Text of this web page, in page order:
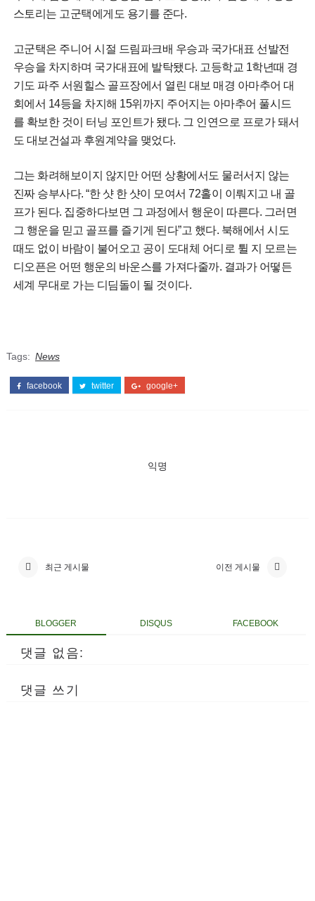
스토리는 고군택에게도 용기를 준다.
고군택은 주니어 시절 드림파크배 우승과 국가대표 선발전
우승을 차지하며 국가대표에 발탁됐다. 고등학교 1학년때 경
기도 파주 서원힐스 골프장에서 열린 대보 매경 아마추어 대
회에서 14등을 차지해 15위까지 주어지는 아마추어 풀시드
를 확보한 것이 터닝 포인트가 됐다. 그 인연으로 프로가 돼서
도 대보건설과 후원계약을 맺었다.
그는 화려해보이지 않지만 어떤 상황에서도 물러서지 않는
진짜 승부사다. “한 샷 한 샷이 모여서 72홀이 이뤄지고 내 골
프가 된다. 집중하다보면 그 과정에서 행운이 따른다. 그러면
그 행운을 믿고 골프를 즐기게 된다”고 했다. 북해에서 시도
때도 없이 바람이 불어오고 공이 도대체 어디로 튈 지 모르는
디오픈은 어떤 행운의 바운스를 가져다줄까. 결과가 어떻든
세계 무대로 가는 디딤돌이 될 것이다.
Tags: News
facebook twitter google+
익명
최근 게시물 이전 게시물
BLOGGER DISQUS FACEBOOK
댓글 없음:
댓글 쓰기